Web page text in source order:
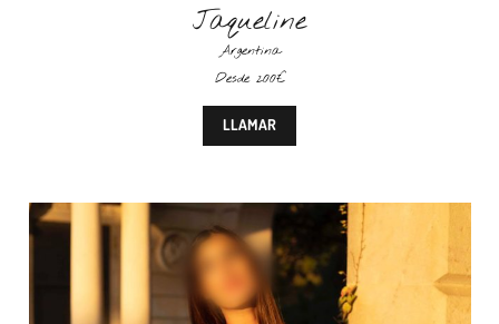
Jaqueline
Argentina
Desde 200€
LLAMAR